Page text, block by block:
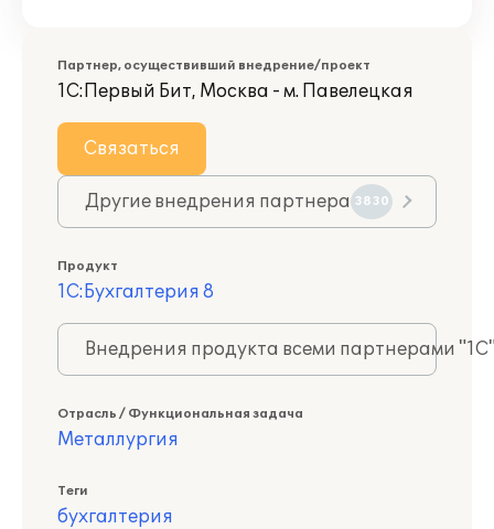
Партнер, осуществивший внедрение/проект
1С:Первый Бит, Москва - м. Павелецкая
Связаться
Другие внедрения партнера 3830
Продукт
1С:Бухгалтерия 8
Внедрения продукта всеми партнерами
Отрасль / Функциональная задача
Металлургия
Теги
бухгалтерия